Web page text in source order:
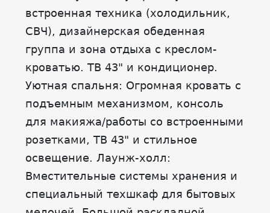
встроенная техника (холодильник,
СВЧ), дизайнерская обеденная
группа и зона отдыха с креслом-
кроватью. ТВ 43" и кондиционер.
Уютная спальня: Огромная кровать с
подъемным механизмом, консоль
для макияжа/работы со встроенными
розетками, ТВ 43" и стильное
освещение. Лаунж-холл:
Вместительные системы хранения и
специальный техшкаф для бытовых